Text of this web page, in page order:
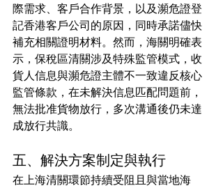
際需求、客戶合作背景，以及瀕危證登
記香港客戶公司的原因，同時承諾儘快
補充相關證明材料。然而，海關明確表
示，保稅區清關涉及特殊監管模式，收
貨人信息與瀕危證主體不一致違反核心
監管條款，在未解決信息匹配問題前，
無法批准貨物放行，多次溝通後仍未達
成放行共識。
五、解決方案制定與執行
在上海清關環節持續受阻且與當地海